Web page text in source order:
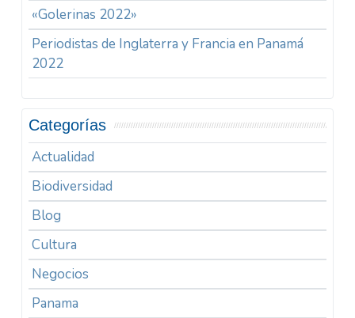
«Golerinas 2022»
Periodistas de Inglaterra y Francia en Panamá
2022
Categorías
Actualidad
Biodiversidad
Blog
Cultura
Negocios
Panama